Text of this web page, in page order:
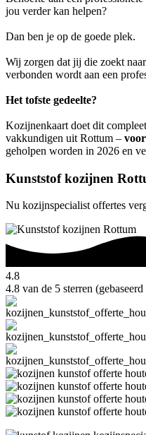
jou verder kan helpen?
Dan ben je op de goede plek.
Wij zorgen dat jij die zoekt naar
verbonden wordt aan een
Het tofste gedeelte?
Kozijnenkaart doet dit
vakkundigen uit Rottum –
geholpen worden in 2026 en
Kunststof kozijnen
Nu kozijnspecialist offertes
4.8
4.8 van de 5 sterren (gebaseerd